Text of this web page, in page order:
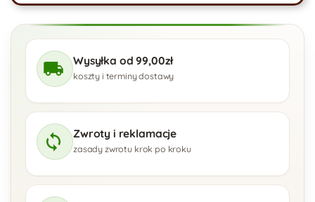
Wysyłka od 99,00zł
koszty i terminy dostawy
Zwroty i reklamacje
zasady zwrotu krok po kroku